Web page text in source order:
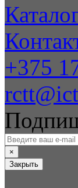
+375
×
Закрыть